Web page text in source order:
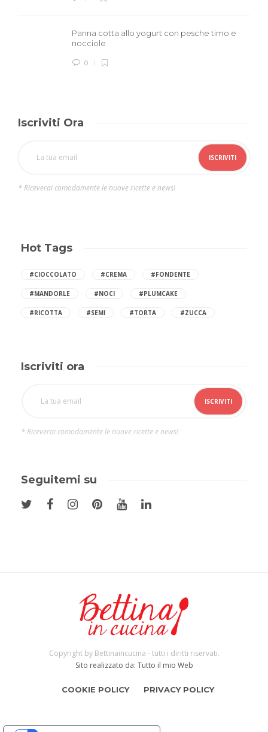
Panna cotta allo yogurt con pesche timo e
nocciole
0
Iscriviti Ora
* Riceverai comodamente le nuove ricette e news!
Hot Tags
#CIOCCOLATO #CREMA #FONDENTE
#MANDORLE #NOCI #PLUMCAKE
#RICOTTA #SEMI #TORTA #ZUCCA
Iscriviti ora
* Riceverai comodamente le nuove ricette e news!
Seguitemi su
Copyright by Bettinaincucina - tutti i diritti riservati.
Sito realizzato da: Tutto il mio Web
COOKIE POLICY PRIVACY POLICY